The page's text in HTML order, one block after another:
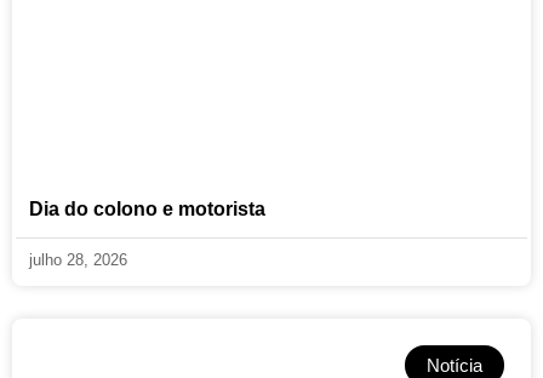
Dia do colono e motorista
julho 28, 2026
Notícia